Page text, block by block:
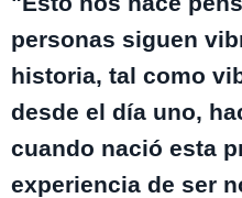
personas siguen
historia, tal como
desde el día uno,
cuando nació esta
experiencia de ser